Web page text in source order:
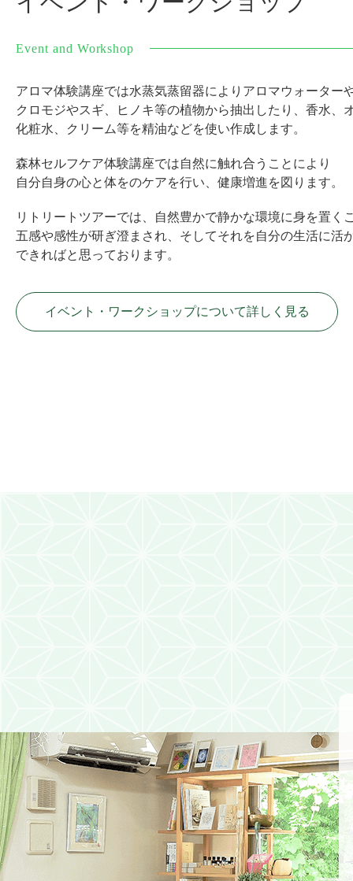
Event and Workshop
アロマ体験講座では水蒸気蒸留器によりアロマウォーター
クロモジやスギ、ヒノキ等の植物から抽出したり、香水、
化粧水、クリーム等を精油などを使い作成します。
森林セルフケア体験講座では自然に触れ合うことにより
自分自身の心と体をのケアを行い、健康増進を図ります。
リトリートツアーでは、自然豊かで静かな環境に身を置く
五感や感性が研ぎ澄まされ、そしてそれを自分の生活に活
できればと思っております。
イベント・ワークショップについて詳しく見る